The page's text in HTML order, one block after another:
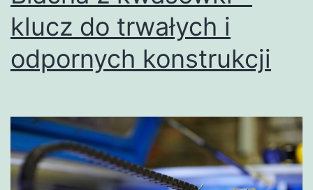
klucz do trwałych i
odpornych konstrukcji